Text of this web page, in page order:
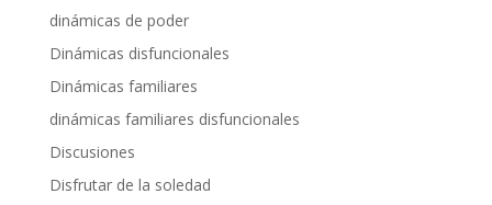
dinámicas de poder
Dinámicas disfuncionales
Dinámicas familiares
dinámicas familiares disfuncionales
Discusiones
Disfrutar de la soledad